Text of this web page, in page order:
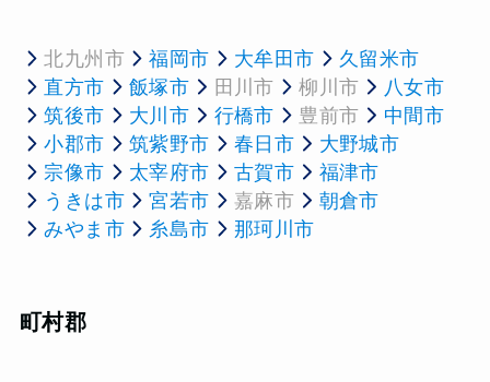
北九州市 福岡市 大牟田市
久留米市
直方市
飯塚市 田川市 柳川市
八女市
筑後市
大川市 行橋市 豊前市
中間市
小郡市
筑紫野市 春日市
大野城市
宗像市
太宰府市 古賀市
福津市
うきは市
宮若市 嘉麻市
朝倉市
みやま市
糸島市 那珂川市
町村郡